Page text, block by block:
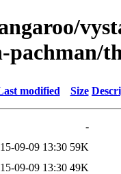
pachman/
modified Size
-
09-09 13:30 59K
09-09 13:30 49K